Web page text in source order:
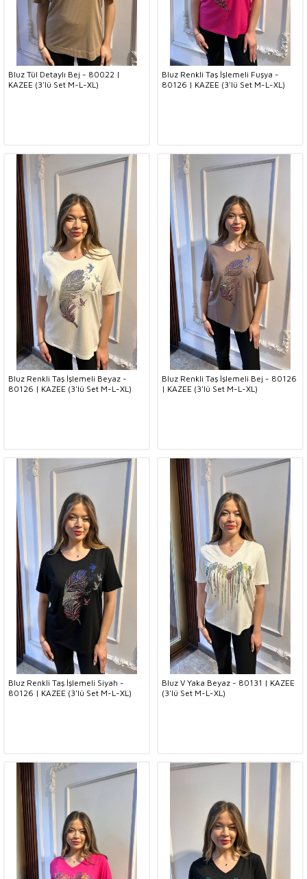
Bluz Tül Detaylı Bej - 80022 |
KAZEE (3'lü Set M-L-XL)
Bluz Renkli Taş İşlemeli Fuşya -
80126 | KAZEE (3'lü Set M-L-XL)
Bluz Renkli Taş İşlemeli Beyaz -
80126 | KAZEE (3'lü Set M-L-XL)
Bluz Renkli Taş İşlemeli Bej - 80126
| KAZEE (3'lü Set M-L-XL)
Bluz Renkli Taş İşlemeli Siyah -
80126 | KAZEE (3'lü Set M-L-XL)
Bluz V Yaka Beyaz - 80131 | KAZEE
(3'lü Set M-L-XL)